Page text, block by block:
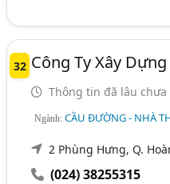
32 Công Ty Xây
Thông tin đã lâu
Ngành:CẦU ĐƯỜNG - NHÀ
2 Phùng Hưng, Q.
(024) 38255315